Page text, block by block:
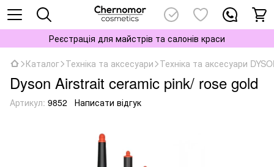
Реєстрація для майстрів та салонів краси
Каталог Техніка та аксесуари Техніка та аксесуари
Dyson Airstrait ceramic pink/ rose gold
Артикул: 9852 Написати відгук